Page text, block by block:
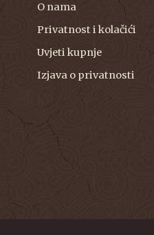
O nama
Privatnost i kolačići
Uvjeti kupnje
Izjava o privatnosti